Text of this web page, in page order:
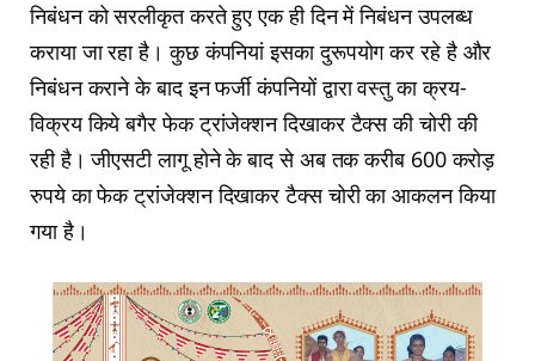
निबंधन को सरलीकृत करते हुए एक ही दिन में निबंधन उपलब्ध
कराया जा रहा है। कुछ कंपनियां इसका दुरूपयोग कर रहे है और
निबंधन कराने के बाद इन फर्जी कंपनियों द्वारा वस्तु का क्रय-
विक्रय किये बगैर फेक ट्रांजेक्शन दिखाकर टैक्स की चोरी की
रही है। जीएसटी लागू होने के बाद से अब तक करीब 600 करोड़
रुपये का फेक ट्रांजेक्शन दिखाकर टैक्स चोरी का आकलन किया
गया है।